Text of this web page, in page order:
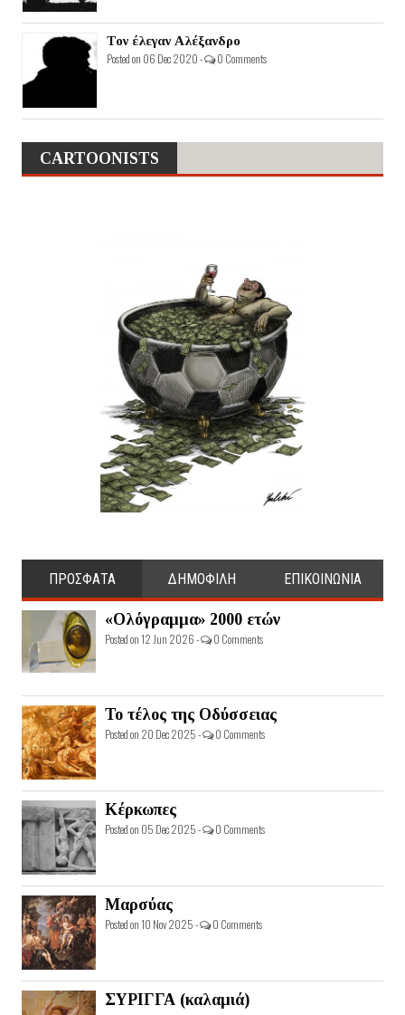
Τον έλεγαν Αλέξανδρο
Posted on 06 Dec 2020 - 0 Comments
CARTOONISTS
ΠΡΟΣΦΑΤΑ ΔΗΜΟΦΙΛΗ ΕΠΙΚΟΙΝΩΝΙΑ
«Ολόγραμμα» 2000 ετών
Posted on 12 Jun 2026 - 0 Comments
Το τέλος της Οδύσσειας
Posted on 20 Dec 2025 - 0 Comments
Κέρκωπες
Posted on 05 Dec 2025 - 0 Comments
Μαρσύας
Posted on 10 Nov 2025 - 0 Comments
ΣΥΡΙΓΓΑ (καλαμιά)